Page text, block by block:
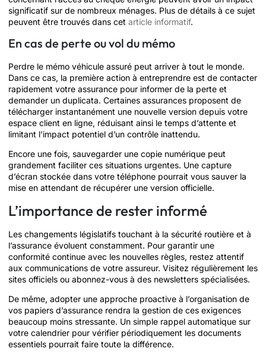
significatif sur de nombreux ménages. Plus de détails à ce sujet
peuvent être trouvés dans cet article informatif.
En cas de perte ou vol du mémo
Perdre le mémo véhicule assuré peut arriver à tout le monde.
Dans ce cas, la première action à entreprendre est de contacter
rapidement votre assurance pour informer de la perte et
demander un duplicata. Certaines assurances proposent de
télécharger instantanément une nouvelle version depuis votre
espace client en ligne, réduisant ainsi le temps d’attente et
limitant l’impact potentiel d’un contrôle inattendu.
Encore une fois, sauvegarder une copie numérique peut
grandement faciliter ces situations urgentes. Une capture
d’écran stockée dans votre téléphone pourrait vous sauver la
mise en attendant de récupérer une version officielle.
L’importance de rester informé
Les changements législatifs touchant à la sécurité routière et à
l’assurance évoluent constamment. Pour garantir une
conformité continue avec les nouvelles règles, restez attentif
aux communications de votre assureur. Visitez régulièrement les
sites officiels ou abonnez-vous à des newsletters spécialisées.
De même, adopter une approche proactive à l’organisation de
vos papiers d’assurance rendra la gestion de ces exigences
beaucoup moins stressante. Un simple rappel automatique sur
votre calendrier pour vérifier périodiquement les documents
essentiels pourrait faire toute la différence.